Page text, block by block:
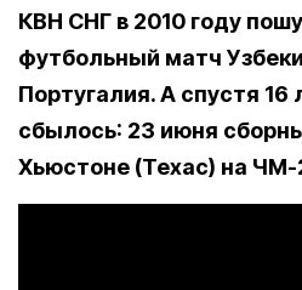
КВН СНГ в 2010 году
футбольный матч
Португалия. А спустя 16
сбылось: 23 июня
Хьюстоне (Техас) на ЧМ-